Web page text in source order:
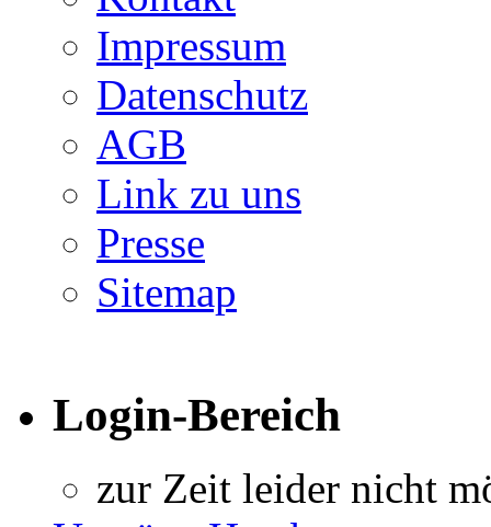
Impressum
Datenschutz
AGB
Link zu uns
Presse
Sitemap
Login-Bereich
zur Zeit leider nicht